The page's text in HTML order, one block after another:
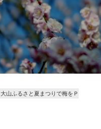
大山ふるさと夏まつりで梅をＰ